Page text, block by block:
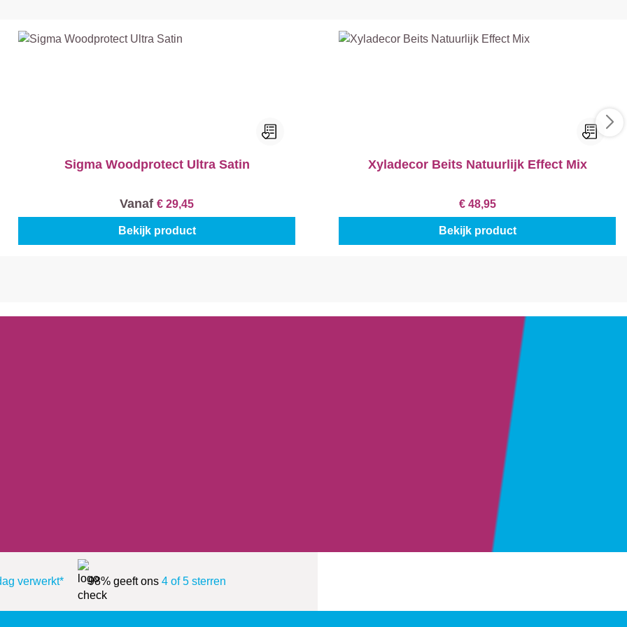
Sigma Woodprotect Ultra Satin
Vanaf € 29,45
Bekijk product
Xyladecor Beits Natuurlijk Effect Mix
€ 48,95
Bekijk product
verwerkt* 98% geeft ons 4 of 5 sterren